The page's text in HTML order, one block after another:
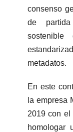
consenso
de
metadatos.
En este
la empresa
2019 con el
homologar